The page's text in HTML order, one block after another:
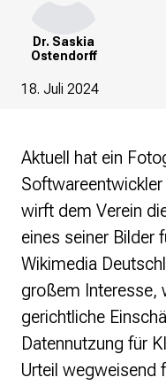
Wikibooks
Wikisource
Wiktionary
Über uns
Verein
Unsere Werte
Strategische Ausrichtung
Ansprechpartner*innen
Transparenz
Presse
Suchanfrage
Dr. Saskia
Ostendorff
18. Juli 2024
Aktuell hat ein
wirft dem Verein
eines seiner Bilder
Wikimedia
großem Interesse,
gerichtliche
Datennutzung für
Urteil wegweisend